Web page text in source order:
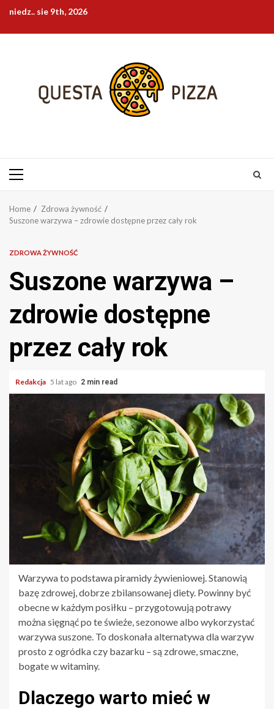
Skip
content
niedz.. sie 9th, 2026
Primary
Home
Zdrowa żywność
Suszone warzywa – zdrowie dostępne przez cały rok
ZDROWA ŻYWNOŚĆ
Suszone warzywa –
zdrowie dostępne
przez cały rok
Redakcja 5 lat ago 2 min read
Warzywa to podstawa piramidy żywieniowej. Stanowią
bazę zdrowej, dobrze zbilansowanej diety. Powinny być
obecne w każdym posiłku – przygotowują potrawy
można sięgnąć po te świeże, sezonowe albo wykorzystać
warzywa suszone. To doskonała alternatywa dla warzyw
prosto z ogródka czy bazarku – są zdrowe, smaczne,
bogate w witaminy.
Dlaczego warto mieć w